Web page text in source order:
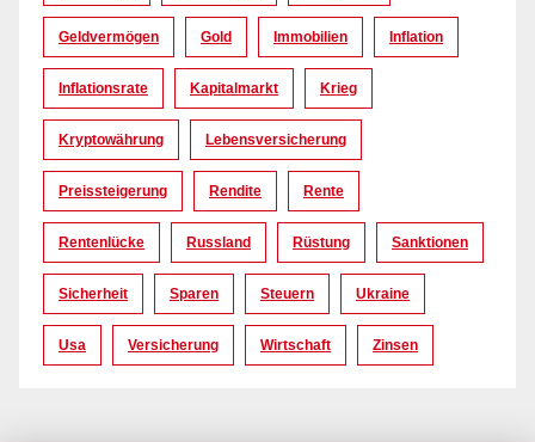
Geldvermögen Gold Immobilien Inflation
Inflationsrate Kapitalmarkt Krieg
Kryptowährung Lebensversicherung
Preissteigerung Rendite Rente
Rentenlücke Russland Rüstung Sanktionen
Sicherheit Sparen Steuern Ukraine
Usa Versicherung Wirtschaft Zinsen